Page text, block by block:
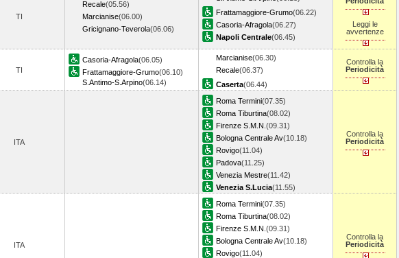
TI
Recale(05.56)
Marcianise(06.00)
Gricignano-Teverola(06.06)
Frattamaggiore-Grumo(06.22)
Casoria-Afragola(06.27)
Napoli Centrale(06.45)
Leggi le
avvertenze
TI
Casoria-Afragola(06.05)
Frattamaggiore-Grumo(06.10)
S.Antimo-S.Arpino(06.14)
Marcianise(06.30)
Recale(06.37)
Caserta(06.44)
Controlla la
Periodicità
ITA
Roma Termini(07.35)
Roma Tiburtina(08.02)
Firenze S.M.N. (09.31)
Bologna Centrale Av(10.18)
Rovigo(11.04)
Padova(11.25)
Venezia Mestre(11.42)
Venezia S.Lucia(11.55)
Controlla la
Periodicità
ITA
Roma Termini(07.35)
Roma Tiburtina(08.02)
Firenze S.M.N. (09.31)
Bologna Centrale Av(10.18)
Rovigo(11.04)
Controlla la
Periodicità